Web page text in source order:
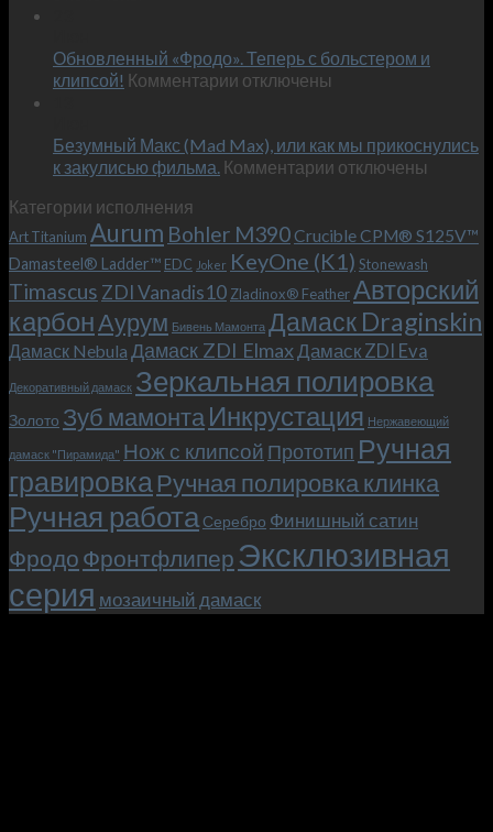
–
и
KeyOne
Обновленный «Фродо». Теперь с больстером и
клипсой! Комментарии к
«Фродо».
Теперь
и
клипсой!
отключены
Безумный Макс (Mad Max), или как мы прикоснулись
к закулисью фильма. Комментарии к
Макс
(Mad
Max),
или
как
мы
прикоснулись
к
фильма.
отключены
Категории исполнения
Art Titanium Aurum Bohler M390Crucible CPM® S125V™
Damasteel® Ladder™ EDC Joker KeyOne (K1) Stonewash
Timascus ZDI Vanadis10 Zladinox® FeatherАвторский
карбонАурум Бивень Мамонта Дамаск Draginskin
Дамаск Nebula Дамаск ZDI ElmaxДамаск ZDI Eva
Декоративный дамаск Зеркальная полировка
Золото Зуб мамонтаИнкрустация Нержавеющий
дамаск "Пирамида" Нож с клипсой Прототип Ручная
гравировкаРучная полировка клинка
Ручная работа Серебро Финишный сатин
Фродо Фронтфлипер Эксклюзивная
серия мозаичный дамаск